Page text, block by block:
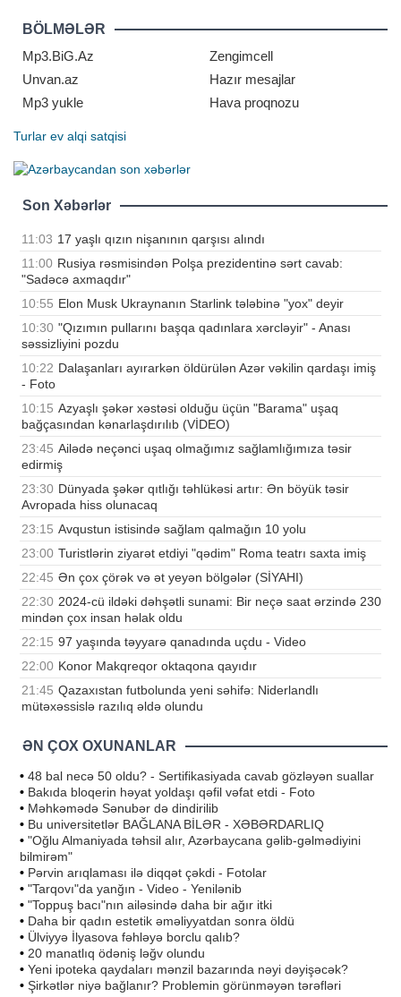
olunan məqaləsində Trevers bildirib
ki, bir çox insan aylarla, hətta illərlə
sağlam olmayan münasibətlərdə
qalır. Onla
BÖLMƏLƏR
Mp3.BiG.Az
Zengimcell
Unvan.az
Hazır mesajlar
Mp3 yukle
Hava proqnozu
Turlar ev alqi satqisi
Son Xəbərlər
11:03 17 yaşlı qızın nişanının qarşısı alındı
11:00 Rusiya rəsmisindən Polşa prezidentinə sərt cavab:
"Sadəcə axmaqdır"
10:55 Elon Musk Ukraynanın Starlink tələbinə "yox" deyir
10:30 "Qızımın pullarını başqa qadınlara xərcləyir" - Anası
səssizliyini pozdu
10:22 Dalaşanları ayırarkən öldürülən Azər vəkilin qardaşı imiş
- Foto
10:15 Azyaşlı şəkər xəstəsi olduğu üçün "Barama" uşaq
bağçasından kənarlaşdırılıb (VİDEO)
23:45 Ailədə neçənci uşaq olmağımız sağlamlığımıza təsir
edirmiş
23:30 Dünyada şəkər qıtlığı təhlükəsi artır: Ən böyük təsir
Avropada hiss olunacaq
23:15 Avqustun istisində sağlam qalmağın 10 yolu
23:00 Turistlərin ziyarət etdiyi "qədim" Roma teatrı saxta imiş
22:45 Ən çox çörək və ət yeyən bölgələr (SİYAHI)
22:30 2024-cü ildəki dəhşətli sunami: Bir neçə saat ərzində 230
mindən çox insan həlak oldu
22:15 97 yaşında təyyarə qanadında uçdu - Video
22:00 Konor Makqreqor oktaqona qayıdır
21:45 Qazaxıstan futbolunda yeni səhifə: Niderlandlı
mütəxəssislə razılıq əldə olundu
ƏN ÇOX OXUNANLAR
• 48 bal necə 50 oldu? - Sertifikasiyada cavab gözləyən suallar
• Bakıda bloqerin həyat yoldaşı qəfil vəfat etdi - Foto
• Məhkəmədə Sənubər də dindirilib
• Bu universitetlər BAĞLANA BİLƏR - XƏBƏRDARLIQ
• "Oğlu Almaniyada təhsil alır, Azərbaycana gəlib-gəlmədiyini
bilmirəm"
• Pərvin arıqlaması ilə diqqət çəkdi - Fotolar
• "Tarqovı"da yanğın - Video - Yenilənib
• "Toppuş bacı"nın ailəsində daha bir ağır itki
• Daha bir qadın estetik əməliyyatdan sonra öldü
• Ülviyyə İlyasova fəhləyə borclu qalıb?
• 20 manatlıq ödəniş ləğv olundu
• Yeni ipoteka qaydaları mənzil bazarında nəyi dəyişəcək?
• Şirkətlər niyə bağlanır? Problemin görünməyən tərəfləri